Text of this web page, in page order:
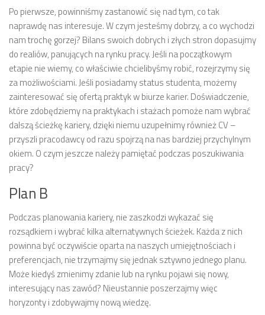
Po pierwsze, powinniśmy zastanowić się nad tym, co tak
naprawdę nas interesuje. W czym jesteśmy dobrzy, a co wychodzi
nam trochę gorzej? Bilans swoich dobrych i złych stron dopasujmy
do realiów, panujących na rynku pracy. Jeśli na początkowym
etapie nie wiemy, co właściwie chcielibyśmy robić, rozejrzymy się
za możliwościami. Jeśli posiadamy status studenta, możemy
zainteresować się ofertą praktyk w biurze karier. Doświadczenie,
które zdobędziemy na praktykach i stażach pomoże nam wybrać
dalszą ścieżkę kariery, dzięki niemu uzupełnimy również CV –
przyszli pracodawcy od razu spojrzą na nas bardziej przychylnym
okiem. O czym jeszcze należy pamiętać podczas poszukiwania
pracy?
Plan B
Podczas planowania kariery, nie zaszkodzi wykazać się
rozsądkiem i wybrać kilka alternatywnych ścieżek. Każda z nich
powinna być oczywiście oparta na naszych umiejętnościach i
preferencjach, nie trzymajmy się jednak sztywno jednego planu.
Może kiedyś zmienimy zdanie lub na rynku pojawi się nowy,
interesujący nas zawód? Nieustannie poszerzajmy więc
horyzonty i zdobywajmy nową wiedzę.